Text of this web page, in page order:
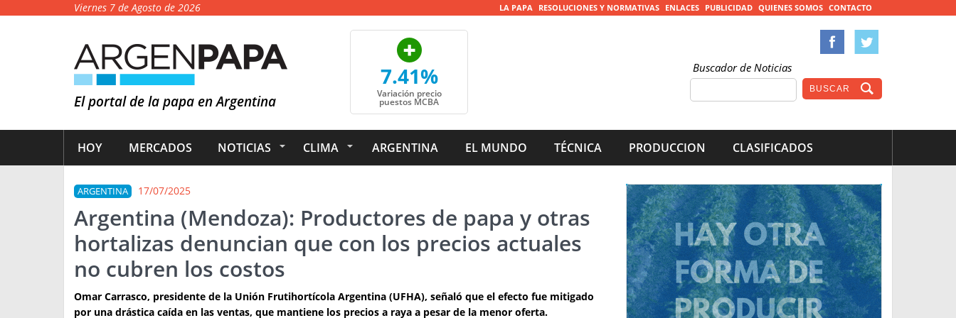
Viernes 7 de Agosto de 2026 LA PAPA RESOLUCIONES Y NORMATIVAS ENLACES PUBLICIDAD QUIENES SOMOS CONTACTO
El portal de la papa en Argentina
7.41%
Variación precio
puestos MCBA
Buscador de Noticias
HOY MERCADOS NOTICIAS CLIMA ARGENTINA EL MUNDO TÉCNICA PRODUCCION CLASIFICADOS
ARGENTINA 17/07/2025
Argentina (Mendoza): Productores de papa y otras
hortalizas denuncian que con los precios actuales
no cubren los costos
Omar Carrasco, presidente de la Unión Frutihortícola Argentina (UFHA), señaló que el efecto fue mitigado
por una drástica caída en las ventas, que mantiene los precios a raya a pesar de la menor oferta.